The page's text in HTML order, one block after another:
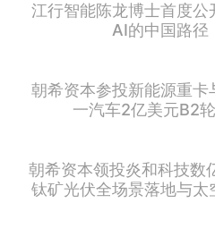
江行智能陈龙博士首度公
AI的中国路径
朝希资本参投新能源重
一汽车2亿美元B2
朝希资本领投炎和科技数
钛矿光伏全场景落地与